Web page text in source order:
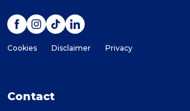
Cookies Disclaimer Privacy
Contact